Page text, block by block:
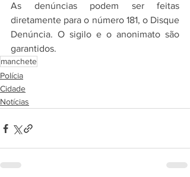
As denúncias podem ser feitas
diretamente para o número 181, o Disque
Denúncia. O sigilo e o anonimato são
garantidos.
manchete
Polícia
Cidade
Notícias